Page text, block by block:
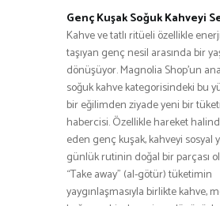
Genç Kuşak Soğuk Kahveyi
Kahve ve tatlı ritüeli özellikle
taşıyan genç nesil arasında bir
dönüşüyor. Magnolia Shop’un
soğuk kahve kategorisindeki bu
bir eğilimden ziyade yeni bir
habercisi. Özellikle hareket
eden genç kuşak, kahveyi sosyal
günlük rutinin doğal bir parçası
“Take away” (al-götür) tüketimin
yaygınlaşmasıyla birlikte kahve,